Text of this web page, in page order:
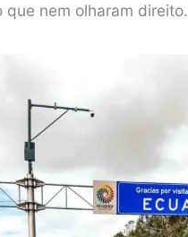
que nem olharam direito.